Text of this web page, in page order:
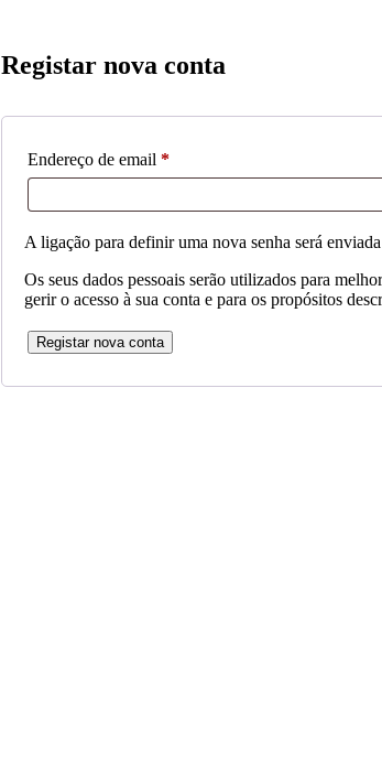
Registar nova conta
Endereço de email *Obrigatório
A ligação para definir uma nova senha será
Os seus dados pessoais serão utilizados para
gerir o acesso à sua conta e para os propósitos
Registar nova conta